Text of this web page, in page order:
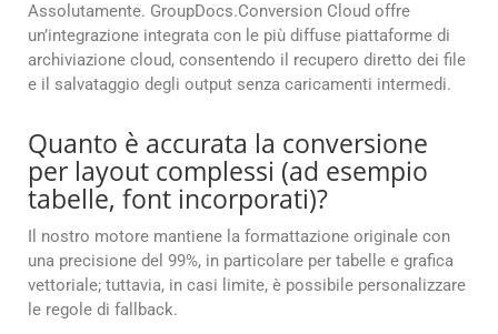
Assolutamente. GroupDocs.Conversion Cloud offre
un’integrazione integrata con le più diffuse piattaforme di
archiviazione cloud, consentendo il recupero diretto dei file
e il salvataggio degli output senza caricamenti intermedi.
Quanto è accurata la conversione
per layout complessi (ad esempio
tabelle, font incorporati)?
Il nostro motore mantiene la formattazione originale con
una precisione del 99%, in particolare per tabelle e grafica
vettoriale; tuttavia, in casi limite, è possibile personalizzare
le regole di fallback.